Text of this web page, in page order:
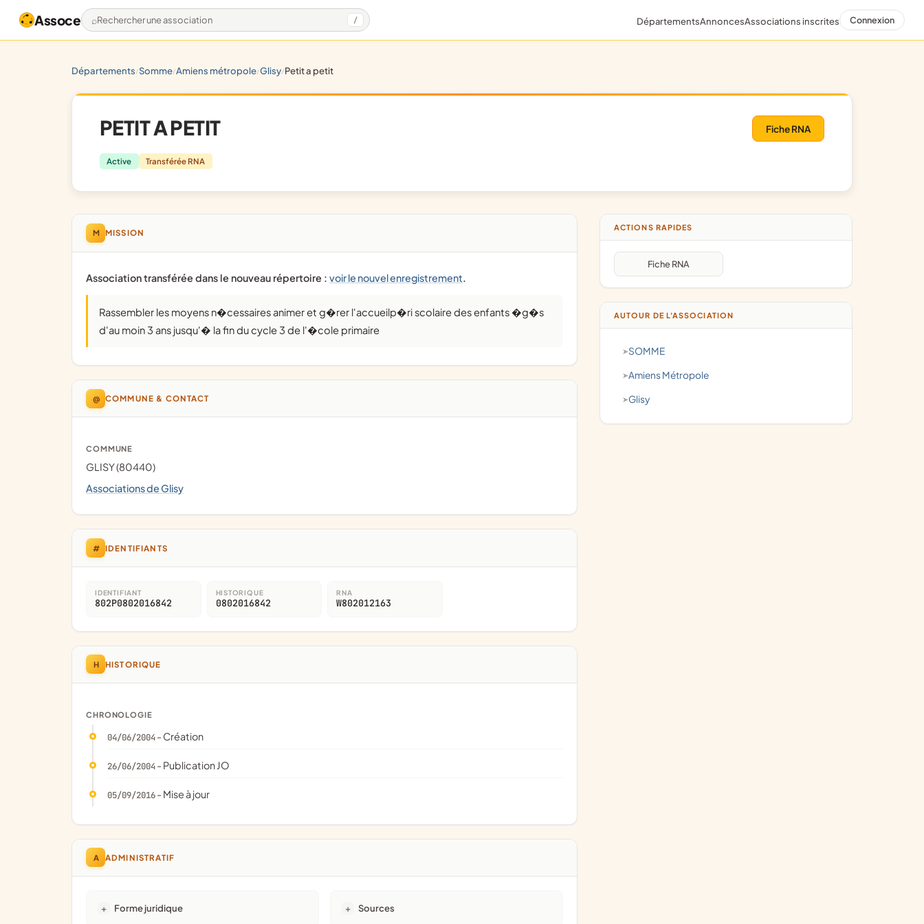
Assoce Rechercher une association / DépartementsAnnoncesAssociations inscrites Connexion
départements/ somme/ amiens métropole/ glisy/ petit a petit
PETIT A PETIT
Active Transférée RNA
Fiche RNA
M MISSION
Association transférée dans le nouveau répertoire : voir le nouvel enregistrement.
Rassembler les moyens n�cessaires animer et g�rer l'accueilp�ri scolaire des enfants �g�s
d'au moin 3 ans jusqu'� la fin du cycle 3 de l'�cole primaire
@ COMMUNE & CONTACT
COMMUNE
GLISY (80440)
Associations de Glisy
# IDENTIFIANTS
IDENTIFIANT
802P0802016842
HISTORIQUE
0802016842
RNA
W802012163
H HISTORIQUE
CHRONOLOGIE
04/06/2004- Création
26/06/2004- Publication JO
05/09/2016- Mise à jour
A ADMINISTRATIF
Forme juridique Sources
ACTIONS RAPIDES
Fiche RNA
AUTOUR DE L'ASSOCIATION
SOMME
Amiens Métropole
Glisy